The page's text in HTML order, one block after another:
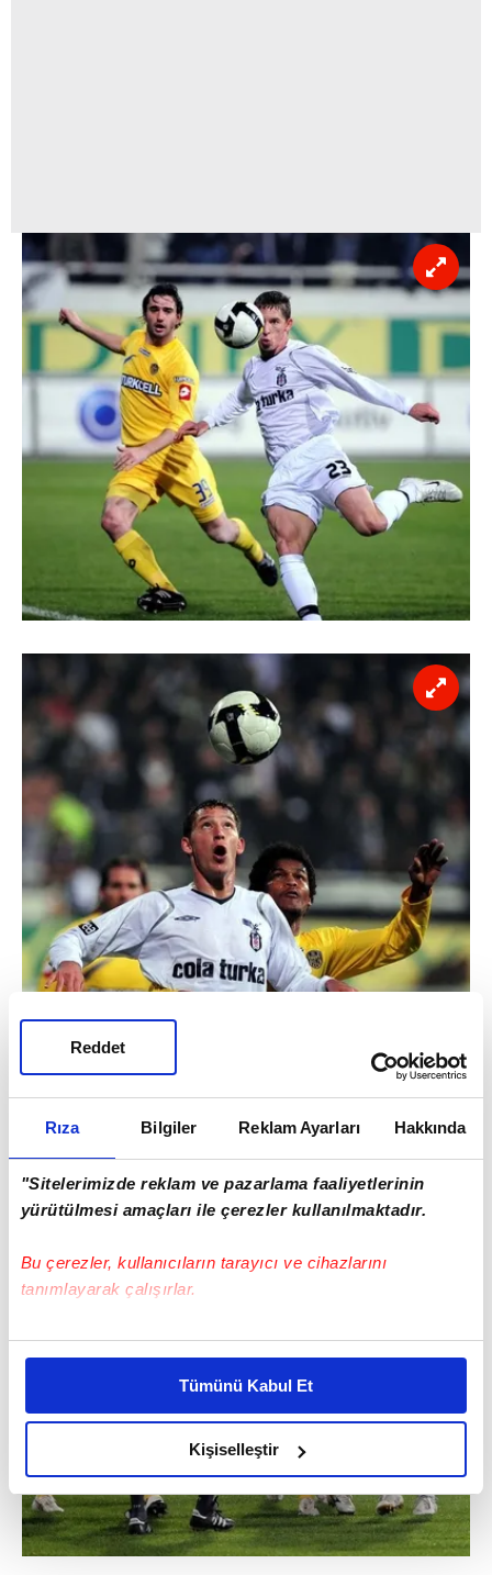
Rıza Bilgiler Reklam Ayarları Hakkında
"Sitelerimizde reklam ve pazarlama faaliyetlerinin
yürütülmesi amaçları ile çerezler kullanılmaktadır.
Bu çerezler, kullanıcıların tarayıcı ve cihazlarını
tanımlayarak çalışırlar.
Bu çerezlere izin vermeniz halinde sizlere özel
daha iyi reklam deneyimi yaşatabiliriz. Bunu yaparken
amacımızın size daha iyi bir reklam deneyimi sunmak
olduğunu ve sizlere en iyi içerikleri sunabilmek adına
elimizden gelen çabayı gösterdiğimizi ve bu noktada,
reklamların maliyetlerimizi karşılamak noktasında tek gelir
kalemimiz olduğunu sizlere hatırlatmak isteriz.
Tümünü Kabul Et
Kişiselleştir
Reddet